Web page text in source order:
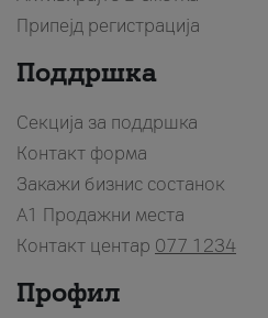
Припејд регистрација
Поддршка
Секција за поддршка
Контакт форма
Закажи бизнис состанок
A1 Продажни места
Контакт центар 077 1234
Профил